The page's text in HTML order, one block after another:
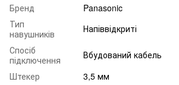
Бренд
Panasonic
Тип
навушників
Напіввідкриті
Спосіб
підключення
Вбудований кабель
Штекер
3,5 мм